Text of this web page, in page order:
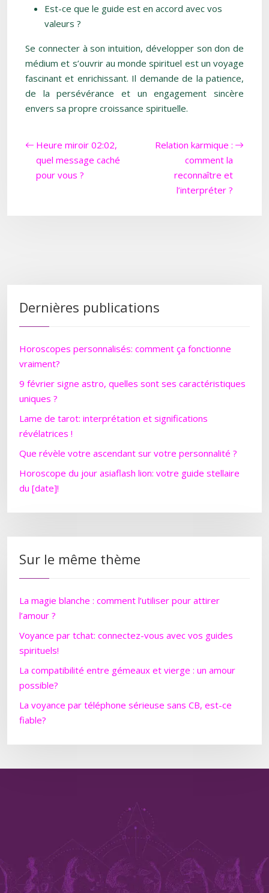
Est-ce que le guide est en accord avec vos
valeurs ?
Se connecter à son intuition, développer son don de
médium et s’ouvrir au monde spirituel est un voyage
fascinant et enrichissant. Il demande de la patience,
de la persévérance et un engagement sincère
envers sa propre croissance spirituelle.
Heure miroir 02:02,
quel message caché
pour vous ?
Relation karmique :
comment la
reconnaître et
l’interpréter ?
Dernières publications
Horoscopes personnalisés: comment ça fonctionne
vraiment?
9 février signe astro, quelles sont ses caractéristiques
uniques ?
Lame de tarot: interprétation et significations
révélatrices !
Que révèle votre ascendant sur votre personnalité ?
Horoscope du jour asiaflash lion: votre guide stellaire
du [date]!
Sur le même thème
La magie blanche : comment l’utiliser pour attirer
l’amour ?
Voyance par tchat: connectez-vous avec vos guides
spirituels!
La compatibilité entre gémeaux et vierge : un amour
possible?
La voyance par téléphone sérieuse sans CB, est-ce
fiable?